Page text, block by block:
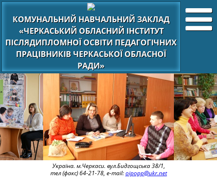
КОМУНАЛЬНИЙ НАВЧАЛЬНИЙ ЗАКЛАД
«ЧЕРКАСЬКИЙ ОБЛАСНИЙ ІНСТИТУТ
ПІСЛЯДИПЛОМНОЇ ОСВІТИ ПЕДАГОГІЧНИХ
ПРАЦІВНИКІВ ЧЕРКАСЬКОЇ ОБЛАСНОЇ
РАДИ»
Україна. м.Черкаси. вул.Бидгощська 38/1,
тел (факс) 64-21-78, e-mail:oipopp@ukr.net